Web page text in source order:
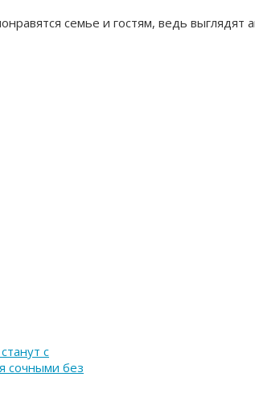
семье и гостям, ведь выглядят
с
сочными без